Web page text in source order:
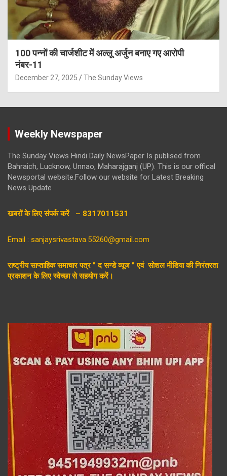
100 पन्नों की चार्जशीट में अल्लू अर्जुन बनाए गए आरोपी
नंबर-11
December 27, 2025 The Sunday Views
Weekly Newspaper
The Sunday Views Hindi Daily NewsPaper Is publised from
Bahraich, Lucknow, Unnao, Maharajganj (UP). This is our offical
Newsportal website.Follow our website for Latest Breaking
News Update
खबरों के लिए संपर्क करें – 8317011531
Email : sanjaysrivastava.55260@gmail.com
राष्ट्रीय साप्ताहिक समाचार पत्र ” द सन्डे व्यूज ” एवं सोशल मीडिया की निरंतरता
प्रकाशन के लिए स्वेच्छा से सहयोग करें।